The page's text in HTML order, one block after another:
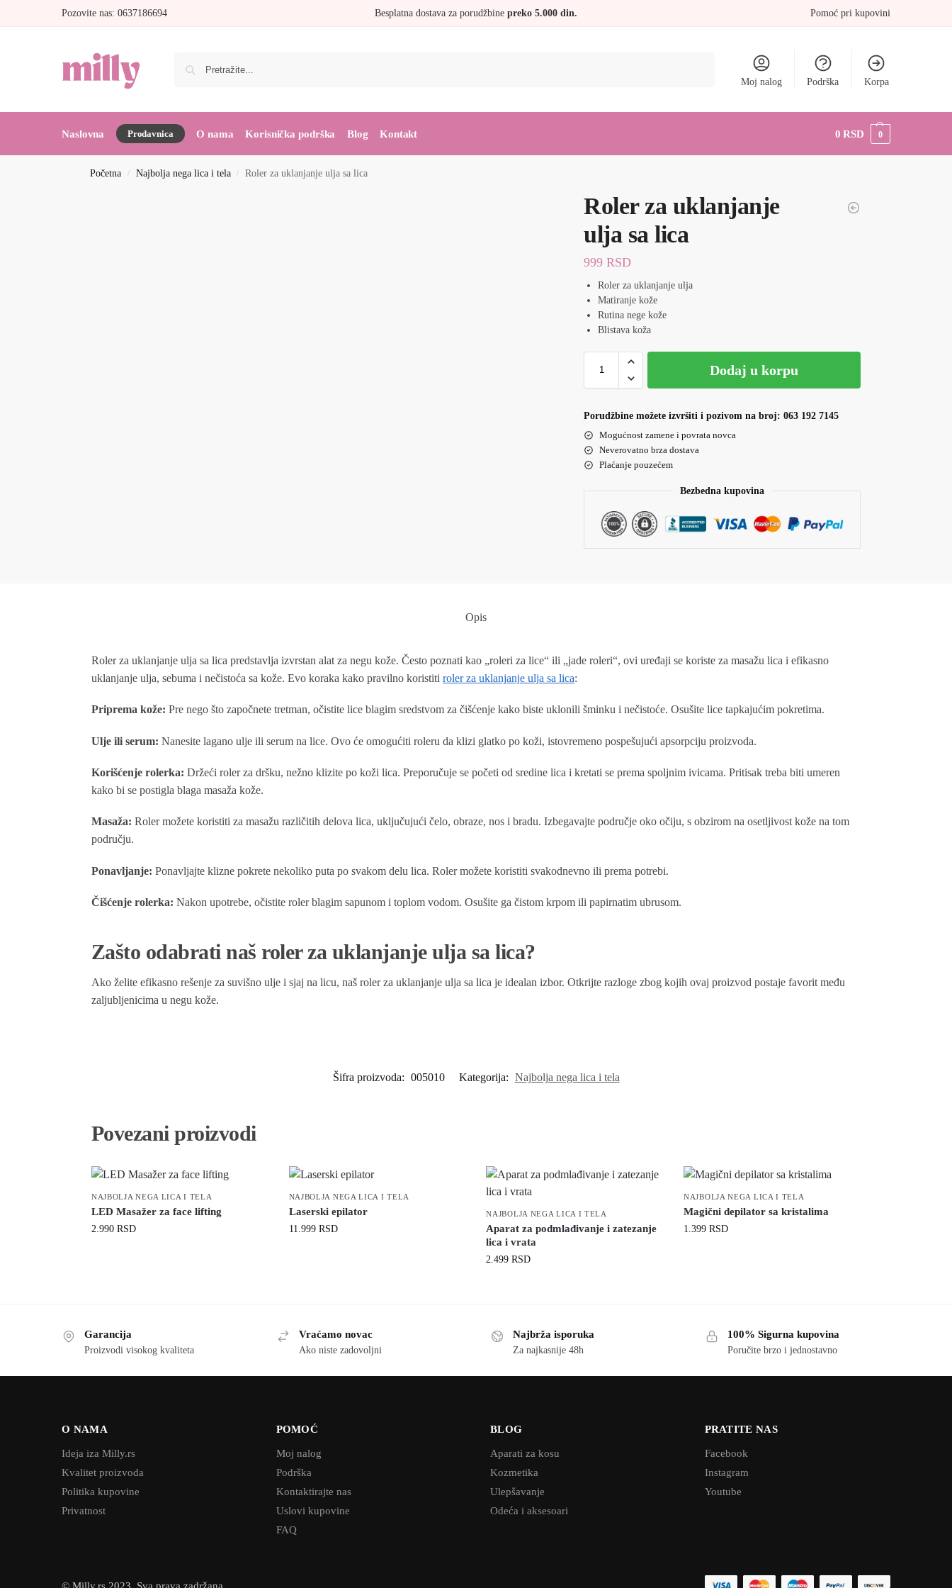
Pozovite nas: 0637186694 Besplatna dostava za porudžbine preko 5.000 din. Pomoć pri kupovini
Moj nalog Podrška Korpa
Naslovna Prodavnica O nama Korisnička podrška Blog Kontakt 0RSD 0
Početna / Najbolja nega lica i tela / Roler za uklanjanje ulja sa lica
Roler za uklanjanje
ulja sa lica
999RSD
Roler za uklanjanje ulja
Matiranje kože
Rutina nege kože
Blistava koža
Dodaj u korpu
Porudžbine možete izvršiti i pozivom na broj: 063 192 7145
Mogućnost zamene i povrata novca
Neverovatno brza dostava
Plaćanje pouzećem
Bezbedna kupovina
Opis
Roler za uklanjanje ulja sa lica predstavlja izvrstan alat za negu kože. Često poznati kao „roleri za lice“ ili „jade roleri“, ovi uređaji se koriste za masažu lica i efikasno
uklanjanje ulja, sebuma i nečistoća sa kože. Evo koraka kako pravilno koristiti roler za uklanjanje ulja sa lica:
Priprema kože: Pre nego što započnete tretman, očistite lice blagim sredstvom za čišćenje kako biste uklonili šminku i nečistoće. Osušite lice tapkajućim pokretima.
Ulje ili serum: Nanesite lagano ulje ili serum na lice. Ovo će omogućiti roleru da klizi glatko po koži, istovremeno pospešujući apsorpciju proizvoda.
Korišćenje rolerka: Držeći roler za dršku, nežno klizite po koži lica. Preporučuje se početi od sredine lica i kretati se prema spoljnim ivicama. Pritisak treba biti umeren
kako bi se postigla blaga masaža kože.
Masaža: Roler možete koristiti za masažu različitih delova lica, uključujući čelo, obraze, nos i bradu. Izbegavajte područje oko očiju, s obzirom na osetljivost kože na tom
području.
Ponavljanje: Ponavljajte klizne pokrete nekoliko puta po svakom delu lica. Roler možete koristiti svakodnevno ili prema potrebi.
Čišćenje rolerka: Nakon upotrebe, očistite roler blagim sapunom i toplom vodom. Osušite ga čistom krpom ili papirnatim ubrusom.
Zašto odabrati naš roler za uklanjanje ulja sa lica?
Ako želite efikasno rešenje za suvišno ulje i sjaj na licu, naš roler za uklanjanje ulja sa lica je idealan izbor. Otkrijte razloge zbog kojih ovaj proizvod postaje favorit među
zaljubljenicima u negu kože.
Šifra proizvoda: 005010 Kategorija: Najbolja nega lica i tela
Povezani proizvodi
NAJBOLJA NEGA LICA I TELA
LED Masažer za face lifting
2.990 RSD
NAJBOLJA NEGA LICA I TELA
Laserski epilator
11.999 RSD
NAJBOLJA NEGA LICA I TELA
Aparat za podmlađivanje i zatezanje
lica i vrata
2.499RSD
NAJBOLJA NEGA LICA I TELA
Magični depilator sa kristalima
1.399RSD
Garancija
Proizvodi visokog kvaliteta
Vraćamo novac
Ako niste zadovoljni
Najbrža isporuka
Za najkasnije 48h
100% Sigurna kupovina
Poručite brzo i jednostavno
O NAMA
Ideja iza Milly.rs
Kvalitet proizvoda
Politika kupovine
Privatnost
POMOĆ
Moj nalog
Podrška
Kontaktirajte nas
Uslovi kupovine
FAQ
BLOG
Aparati za kosu
Kozmetika
Ulepšavanje
Odeća i aksesoari
PRATITE NAS
Facebook
Instagram
Youtube
© Milly.rs 2023, Sva prava zadržana.